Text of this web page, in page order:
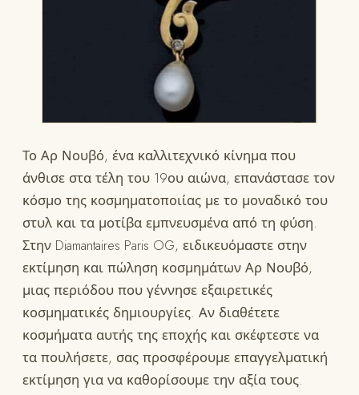
Το Αρ Νουβό, ένα καλλιτεχνικό κίνημα που
άνθισε στα τέλη του 19ου αιώνα, επανάστασε τον
κόσμο της κοσμηματοποιίας με το μοναδικό του
στυλ και τα μοτίβα εμπνευσμένα από τη φύση.
Στην Diamantaires Paris OG, ειδικευόμαστε στην
εκτίμηση και πώληση κοσμημάτων Αρ Νουβό,
μιας περιόδου που γέννησε εξαιρετικές
κοσμηματικές δημιουργίες. Αν διαθέτετε
κοσμήματα αυτής της εποχής και σκέφτεστε να
τα πουλήσετε, σας προσφέρουμε επαγγελματική
εκτίμηση για να καθορίσουμε την αξία τους.